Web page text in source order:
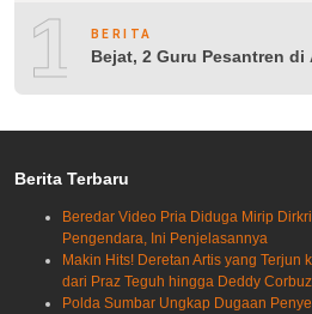
10BERITA
Bejat, 2 Guru Pesantren di
Berita Terbaru
Beredar Video Pria Diduga Mirip
Pengendara, Ini Penjelasannya
Makin Hits! Deretan Artis yang Terjun
dari Praz Teguh hingga Deddy
Polda Sumbar Ungkap Dugaan